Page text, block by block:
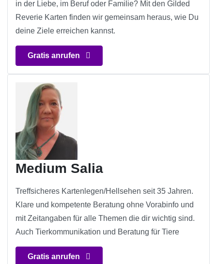
in der Liebe, im Beruf oder Familie? Mit den Gilded
Reverie Karten finden wir gemeinsam heraus, wie Du
deine Ziele erreichen kannst.
Gratis anrufen
Medium Salia
Treffsicheres Kartenlegen/Hellsehen seit 35 Jahren.
Klare und kompetente Beratung ohne Vorabinfo und
mit Zeitangaben für alle Themen die dir wichtig sind.
Auch Tierkommunikation und Beratung für Tiere
Gratis anrufen